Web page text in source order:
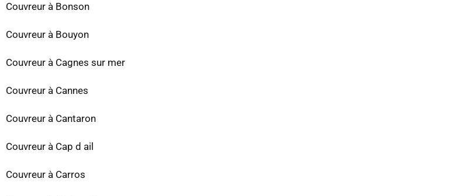
Couvreur à Bonson
Couvreur à Bouyon
Couvreur à Cagnes sur mer
Couvreur à Cannes
Couvreur à Cantaron
Couvreur à Cap d ail
Couvreur à Carros